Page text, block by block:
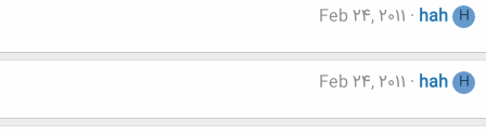
H
hah
Feb 24, 2011
H
hah
Feb 24, 2011